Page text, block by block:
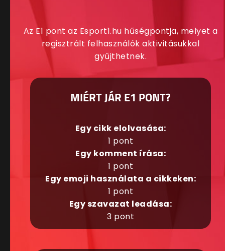
Az E1 pont az Esport1.hu hűségpontja, melyet a
regisztrált felhasználók aktivitásukkal
gyűjthetnek.
MIÉRT JÁR E1 PONT?
Egy cikk elolvasása:
1 pont
Egy komment írása:
1 pont
Egy emoji használata a cikkeken:
1 pont
Egy szavazat leadása:
3 pont